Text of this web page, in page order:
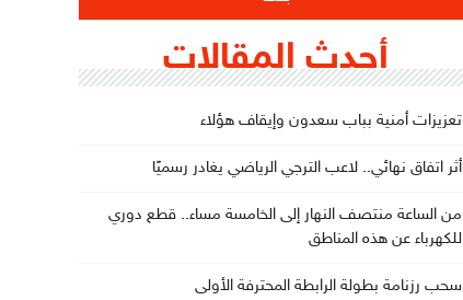
أحدث المقالات
تعزيزات أمنية بباب سعدون وإيقاف هؤلاء
أثر اتفاق نهائي.. لاعب الترجي الرياضي يغادر رسميًا
من الساعة منتصف النهار إلى الخامسة مساء.. قطع دوري
للكهرباء عن هذه المناطق
سحب رزنامة بطولة الرابطة المحترفة الأولى